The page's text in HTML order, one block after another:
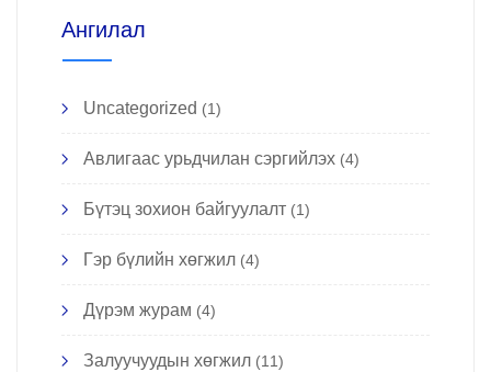
Ангилал
Uncategorized (1)
Авлигаас урьдчилан сэргийлэх (4)
Бүтэц зохион байгуулалт (1)
Гэр бүлийн хөгжил (4)
Дүрэм журам (4)
Залуучуудын хөгжил (11)